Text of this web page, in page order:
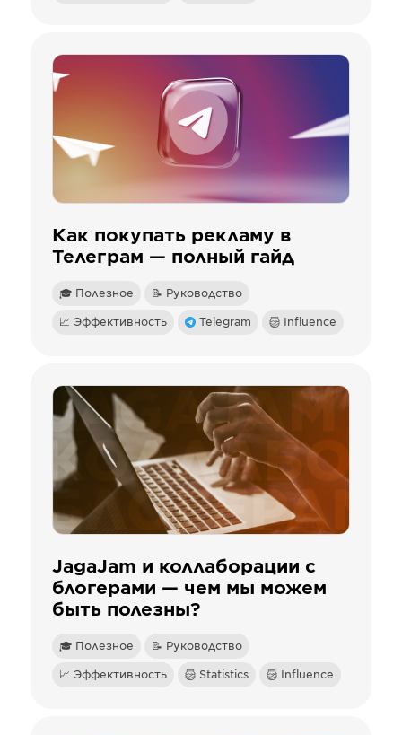
Как покупать рекламу в
Телеграм — полный гайд
🎓 Полезное 📝 Руководство
📈 Эффективность Telegram Influence
JagaJam и коллаборации с
блогерами — чем мы можем
быть полезны?
🎓 Полезное 📝 Руководство
📈 Эффективность Statistics Influence